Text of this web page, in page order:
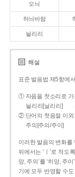
오늬
하늬바람
늴리리
해설
표준 발음법 제5항에
① 자음을 첫소리로 가
늴리리[닐리리]
② 단어의 첫음절 이외
주의[주의/주이]
이러한 발음의 변화를
뒤에서는 ‘ㅣ’로 적도
망, 주의’를 ‘히망, 주
기에 모두 반영할 수도